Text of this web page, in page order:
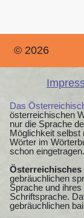
© 2026
Das
österreichischen
nur die Sprache
Möglichkeit selbst
Wörter im
schon eingetragen.
Österreichisches
gebräuchlichen
Sprache und
Schriftsprache.
gebräuchlichen